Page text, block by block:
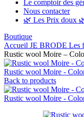
Le comptoir des
Nous contacter
🌿 Les Prix doux
Boutique
Accueil JE BRODE Les
Rustic wool Moire –
Rustic wool Moire -
Back to products
Rustic wool Moire -